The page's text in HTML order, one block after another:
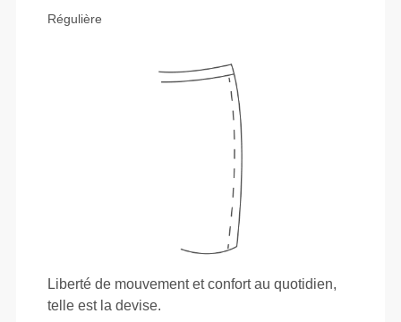
Régulière
Liberté de mouvement et confort au quotidien,
telle est la devise.